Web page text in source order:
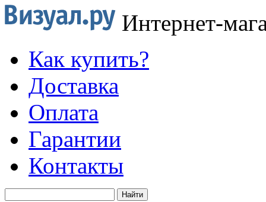
Интернет-
Как купить?
Доставка
Оплата
Гарантии
Контакты